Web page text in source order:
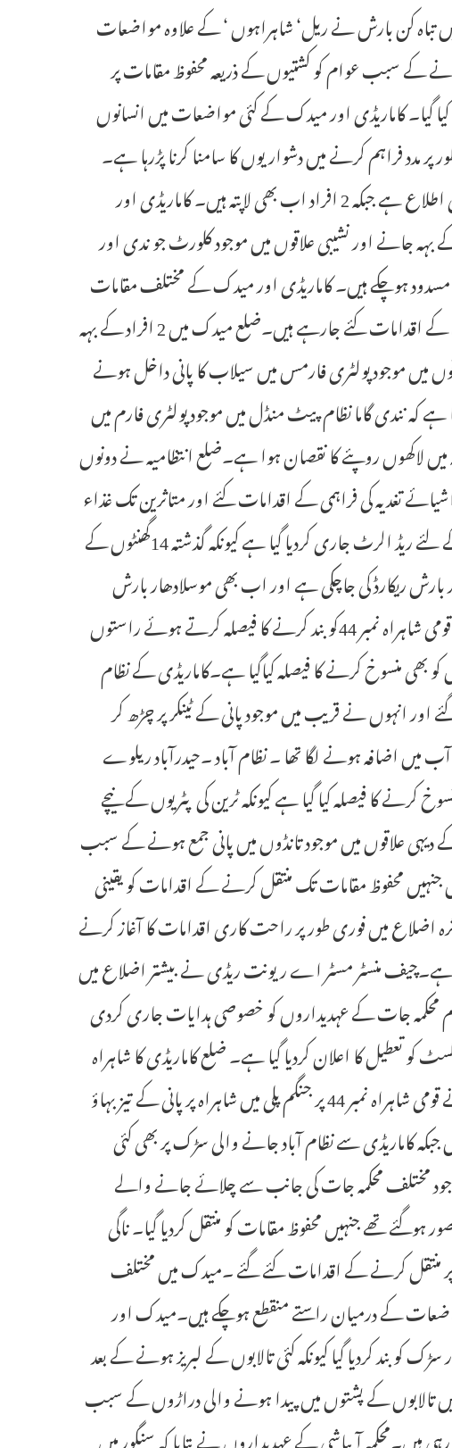
میں تباہ کن بارش نے ریل‘ شاہراہوں ‘ کے علاوہ مواضعات
کے سبب عوام کو کشتیوں کے ذریعہ محفوظ مقامات پر
محفوظ مقامات پر منتقل کیا گیا۔ کاماریڈی اور میدک کے کئی مواضعات میں انسانوں
مدد فراہم کرنے میں دشواریوں کا سامنا کرنا پڑرہا ہے۔
دونوں اضلاع میں بارش کے سبب تاحال 8 افراد کے بہہ جانی کی اطلاع ہے جبکہ 2 افراد اب بھی لاپتہ ہیں۔ کاماریڈی اور
جانے اور نشیبی علاقوں میں موجود کلورٹ جو ندی اور
ہوچکے ہیں۔ کاماریڈی اور میدک کے مختلف مقامات
پر سیلاب میں پھنسے ہوئے لوگوں کو محفوظ مقامات پر منتقل کرنے کے اقدامات کئے جارہے ہیں۔ضلع میدک میں 2 افراد کے بہہ
موجود پولٹری فارمس میں سیلاب کا پانی داخل ہونے
ہے کہ نندی گاما نظام پیٹ منڈل میں موجود پولٹری فارم میں
لاکھوں روپئے کا نقصان ہوا ہے۔ضلع انتظامیہ نے دونوں
تغدیہ کی فراہمی کے اقدامات کئے اور متاثرین تک غذاء
پہنچائی گئی۔ محکمہ موسمیات کی جانب سے کاماریڈی اور میدک کے لئے ریڈ الرٹ جاری کردیا گیا ہے کیونکہ گذشتہ 14گھنٹوں کے
مقامات پر 555 ملی میٹر سے زائد بارش ریکارڈ کی جاچکی ہے اور اب بھی موسلادھار بارش
کاسلسلہ جاری ہے۔ موسلادھار بارش کے نتیجہ میں حکومت نے قومی شاہراہ نمبر 44کو بند کرنے کا فیصلہ کرتے ہوئے راستوں
منسوخ کرنے کا فیصلہ کیاگیا ہے۔کاماریڈی کے نظام
انہوں نے قریب میں موجود پانی کے ٹینکر پر چڑھ کر
اضافہ ہونے لگا تھا ۔ نظام آباد ۔حیدرآباد ریلوے
کا فیصلہ کیا گیا ہے کیونکہ ٹرین کی پٹریوں کے نیچے
علاقوں میں موجود تانڈوں میں پانی جمع ہونے کے سبب
محفوظ مقامات تک منتقل کرنے کے اقدامات کو یقینی
اضلاع میں فوری طور پر راحت کاری اقدامات کا آغاز کرنے
منسٹر مسٹر اے ریونت ریڈی نے بیشتر اضلاع میں
جات کے عہدیداروں کو خصوصی ہدایات جاری کردی
ضلع کاماریڈی اور میدک میں ریڈ الرٹ کے سبب 28 اگسٹ کو تعطیل کا اعلان کردیا گیا ہے۔ ضلع کاماریڈی کا شاہراہ
کے ذریعہ حیدرآباد سے رابطہ منقطع ہوگیا ہے کیونکہ عہدیداروں نے قومی شاہراہ نمبر 44 پر جنگم پلی میں شاہراہ پر پانی کے تیز بہاؤ
کاماریڈی سے نظام آباد جانے والی سڑک پر بھی کئی
مختلف محکمہ جات کی جانب سے چلائے جانے والے
تھے جنہیں محفوظ مقامات کو منتقل کردیا گیا۔ ناگی
پر منتقل کرنے کے اقدامات کئے گئے ۔میدک میں مختلف
کے درمیان راستے منقطع ہوچکے ہیں۔میدک اور
کو بند کردیا گیا کیونکہ کئی تالابوں کے لبریز ہونے کے بعد
تالابوں کے پشتوں میں پیدا ہونے والی دراڑوں کے سبب
آبپاشی کے عہدیداروں نے بتایا کہ سنگور میں